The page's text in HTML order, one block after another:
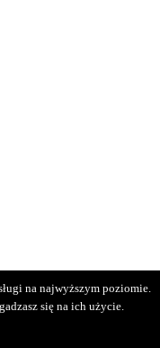
na najwyższym poziomie.
się na ich użycie.